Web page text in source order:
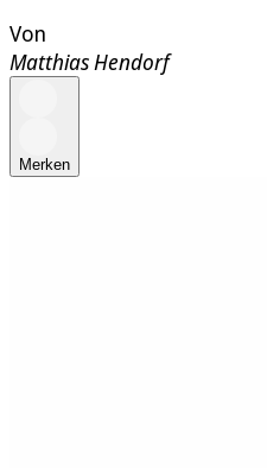
Von
Matthias Hendorf
Merken